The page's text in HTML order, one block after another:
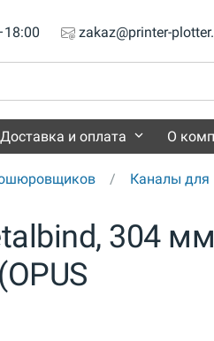
zakaz@printer-
Доставка и оплата О
Каналы для
304